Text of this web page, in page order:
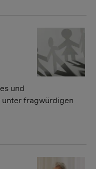
und
fragwürdigen